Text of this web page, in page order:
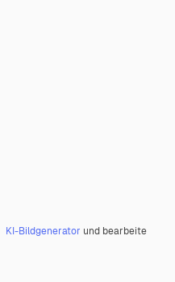
KI-Bildgenerator und bearbeite